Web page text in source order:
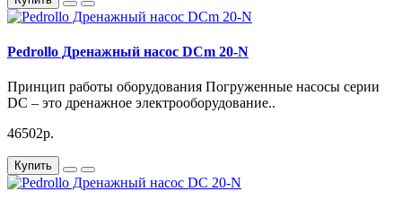
30 - 3 мм.
мм.
В комплект поставки входят
DCm (однофазный):
- кабель электропитания с изоляцией из неопрена H07 RN-F,
длина – 10 м.
- поплавковый выключатель
- пульт управления, имеет конденсатор
Pedrollo Дренажный насос DCm 20-N
Принцип работы оборудования Погруженные насосы серии
DC – это дренажное электрооборудование..
46502р.
Купить